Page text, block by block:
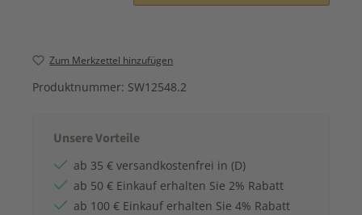
Zum Merkzettel hinzufügen
Produktnummer: SW12548.2
Unsere Vorteile
ab 35 € versandkostenfrei in (D)
ab 50 € Einkauf erhalten Sie 2% Rabatt
ab 100 € Einkauf erhalten Sie 4% Rabatt